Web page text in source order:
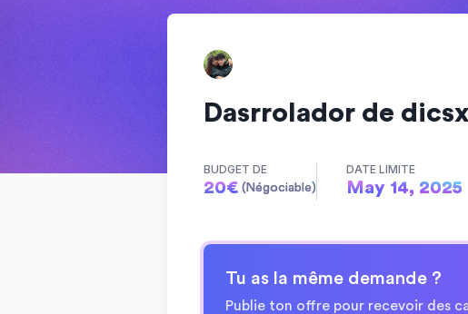
Dasrrolador de
BUDGET DE
20€ (Négociable)
DATE LIMITE
May 14, 2025
Tu as la même demande ?
Publie ton offre pour recevoir des